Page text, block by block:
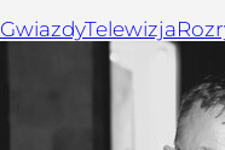
GwiazdyTelewizja